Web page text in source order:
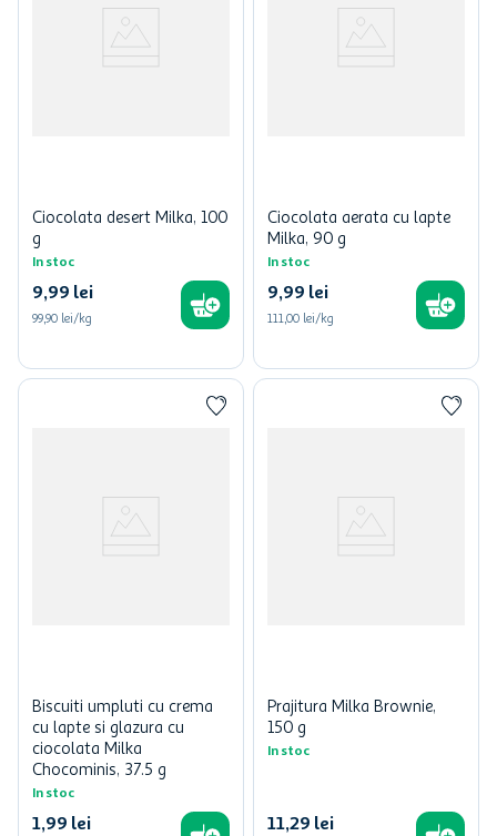
Ciocolata desert Milka, 100
g
In stoc
9,99 lei
99,90 lei/kg
Ciocolata aerata cu lapte
Milka, 90 g
In stoc
9,99 lei
111,00 lei/kg
Biscuiti umpluti cu crema
cu lapte si glazura cu
ciocolata Milka
Chocominis, 37.5 g
In stoc
1,99 lei
Prajitura Milka Brownie,
150 g
In stoc
11,29 lei